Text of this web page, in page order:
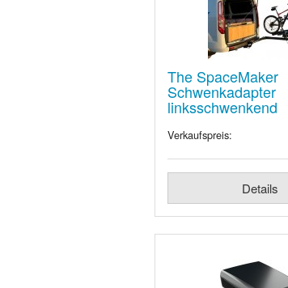
The SpaceMaker
Schwenkadapter
linksschwenkend
Verkaufspreis:
Details